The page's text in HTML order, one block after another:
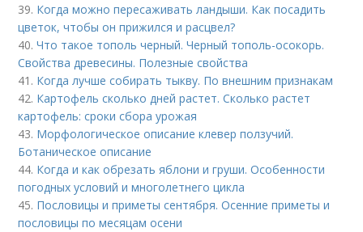
39. Когда можно пересаживать ландыши. Как посадить
цветок, чтобы он прижился и расцвел?
40.Что такое тополь черный. Черный тополь-осокорь.
Свойства древесины. Полезные свойства
41. Когда лучше собирать тыкву. По внешним признакам
42. Картофель сколько дней растет. Сколько растет
картофель: сроки сбора урожая
43. Морфологическое описание клевер ползучий.
Ботаническое описание
44. Когда и как обрезать яблони и груши. Особенности
погодных условий и многолетнего цикла
45. Пословицы и приметы сентября. Осенние приметы и
пословицы по месяцам осени